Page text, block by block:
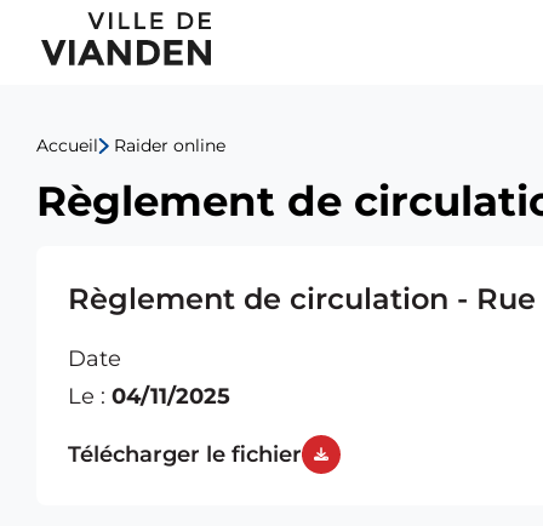
Règlement
de
circulation
Rue
Théodore
Bassing
Menu
navigation
principal
Accueil Raider online
Règlement de
Règlement de circulation - Rue
Date
Le : 04/11/2025
Télécharger le fichier